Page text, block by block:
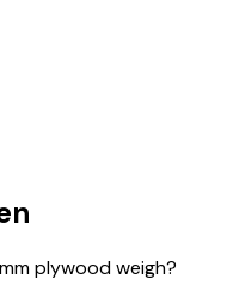
plywood weigh?